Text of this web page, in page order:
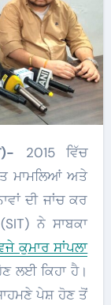
2015 ਵਿੱਚ
ਮਾਮਲਿਆਂ ਅਤੇ
ਦੀ ਜਾਂਚ ਕਰ
ਨੇ ਸਾਬਕਾ
ਕੁਮਾਰ ਸਾਂਪਲਾ
ਲਈ ਕਿਹਾ ਹੈ।
ਪੇਸ਼ ਹੋਣ ਤੋਂ